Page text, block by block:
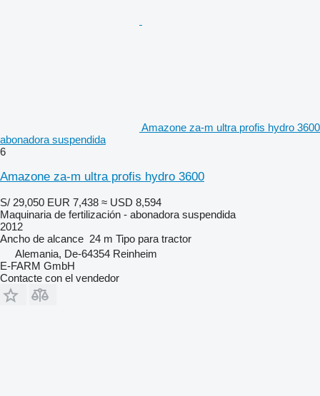
Amazone za-m ultra profis hydro 3600
abonadora suspendida
6
Amazone za-m ultra profis hydro 3600
S/ 29,050 EUR 7,438 ≈ USD 8,594
Maquinaria de fertilización - abonadora suspendida
2012
Ancho de alcance 24 m Tipo para tractor
Alemania, De-64354 Reinheim
E-FARM GmbH
Contacte con el vendedor